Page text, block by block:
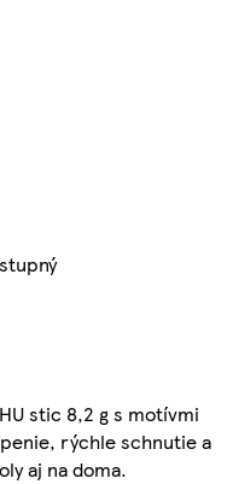
stic 8,2 g s motívmi
rýchle schnutie a
aj na doma.